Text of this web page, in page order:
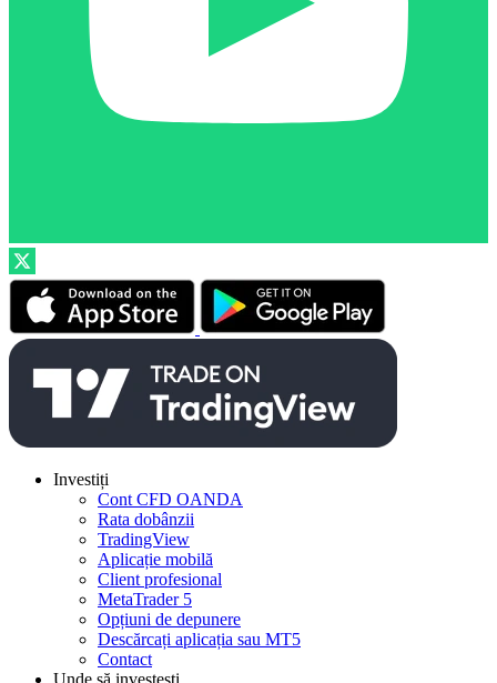
Investiți
Cont CFD OANDA
Rata dobânzii
TradingView
Aplicație mobilă
Client profesional
MetaTrader 5
Opțiuni de depunere
Descărcați aplicația sau MT5
Contact